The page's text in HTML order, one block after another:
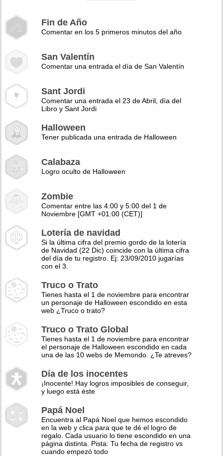
Fin de Año
Comentar en los 5 primeros minutos del año
San Valentín
Comentar una entrada el día de San Valentín
Sant Jordi
Comentar una entrada el 23 de Abril, día del
Libro y Sant Jordi
Halloween
Tener publicada una entrada de Halloween
Calabaza
Logro oculto de Halloween
Zombie
Comentar entre las 4:00 y 5:00 del 1 de
Noviembre [GMT +01:00 (CET)]
Lotería de navidad
Si la última cifra del premio gordo de la lotería
de Navidad (22 Dic) coincide con la última cifra
del día de tu registro. Ej: 23/09/2010 jugarías
con el 3.
Truco o Trato
Tienes hasta el 1 de noviembre para encontrar
un personaje de Halloween escondido en esta
web ¿Truco o trato?
Truco o Trato Global
Tienes hasta el 1 de noviembre para encontrar
el personaje de Halloween escondido en cada
una de las 10 webs de Memondo. ¿Te atreves?
Día de los inocentes
¡Inocente! Hay logros imposibles de conseguir,
y luego está éste
Papá Noel
Encuentra al Papá Noel que hemos escondido
en la web y clica para que te dé el logro de
regalo. Cada usuario lo tiene escondido en una
página distinta. Pista: Tu fecha de registro vs
cuando empezó todo